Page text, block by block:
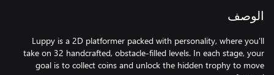
الوصف
Luppy is a 2D platformer packed with personality, where you'll
take on 32 handcrafted, obstacle-filled levels. In each stage, your
goal is to collect coins and unlock the hidden trophy to move